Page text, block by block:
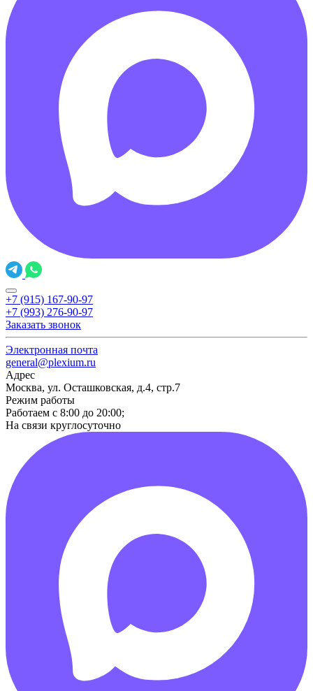
+7 (915) 167-90-97
+7 (993) 276-90-97
Заказать звонок
Электронная почта
general@plexium.ru
Адрес
Москва, ул. Осташковская, д.4, стр.7
Режим работы
Работаем с 8:00 до 20:00;
На связи круглосуточно